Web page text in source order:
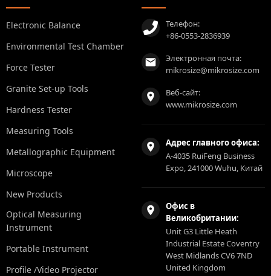
Electronic Balance
Environmental Test Chamber
Force Tester
Granite Set-up Tools
Hardness Tester
Measuring Tools
Metallographic Equipment
Microscope
New Products
Optical Measuring
Instrument
Portable Instrument
Profile /Video Projector
Телефон:
+86-0553-2836939
Электронная почта:
mikrosize@mikrosize.com
Веб-сайт:
www.mikrosize.com
Адрес главного офиса:
A-4035 RuiFeng Business
Expo, 241000 Wuhu, Китай
Офис в
Великобритании:
Unit G3 Little Heath
Industrial Estate Coventry
West Midlands CV6 7ND
United Kingdom